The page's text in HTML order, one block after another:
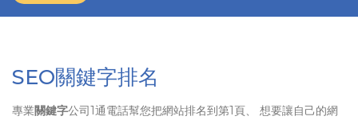
SEO關鍵字排名
專業關鍵字公司1通電話幫您把網站排名到第1頁、 想要讓自己的網